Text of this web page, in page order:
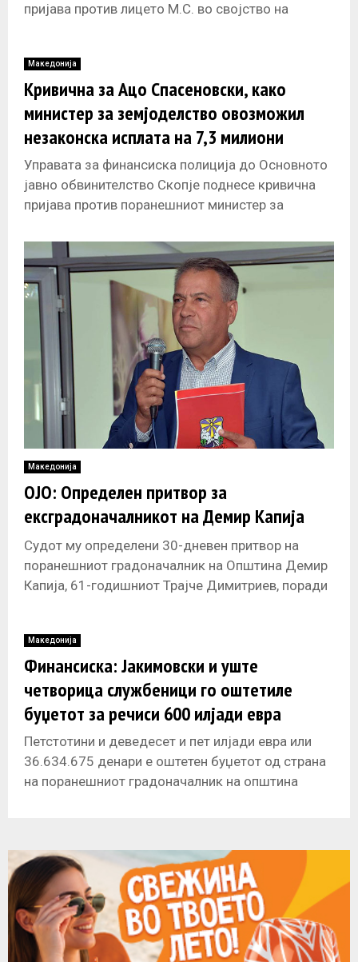
пријава против лицето М.С. во својство на
Македонија
Кривична за Ацо Спасеновски, како
министер за земјоделство овозможил
незаконска исплата на 7,3 милиони
денари
Управата за финансиска полиција до Основното
јавно обвинителство Скопје поднесе кривична
пријава против поранешниот министер за
товари за злоупотреба на
Македонија
ОЈО: Определен притвор за
ексградоначалникот на Демир Капија
Судот му определени 30-дневен притвор на
поранешниот градоначалник на Општина Демир
Капија, 61-годишниот Трајче Димитриев, поради
Македонија
Финансиска: Јакимовски и уште
четворица службеници го оштетиле
буџетот за речиси 600 илјади евра
Петстотини и деведесет и пет илјади евра или
36.634.675 денари е оштетен буџетот од страна
на поранешниот градоначалник на општина